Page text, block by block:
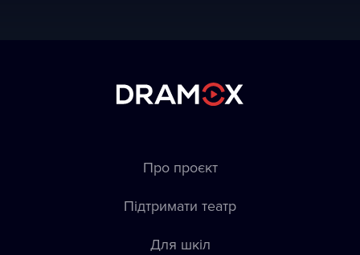
Про проєкт
Підтримати театр
Для шкіл